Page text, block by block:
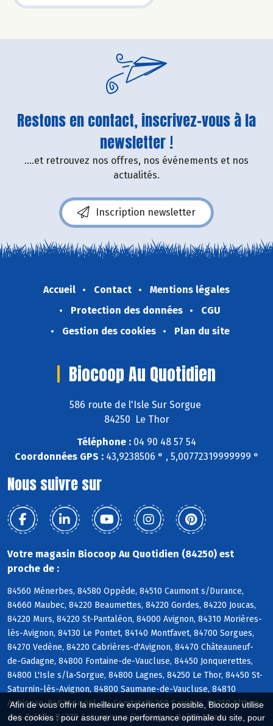
Afin de vous offrir la meilleure expérience possible, Biocoop utilise
des cookies : pour assurer une performance optimale du site, pour
Restons en contact, inscrivez-vous à la
newsletter !
....et retrouvez nos offres, nos événements et nos
actualités.
Inscription newsletter
Accueil Contact
Mentions légales
Protection des données
CGU
Gestion des cookies
Plan du site
Biocoop Au Quotidien
586 route de l'Isle Sur Sorgue
84250 Le Thor
Téléphone : 04 90 48 57 54
Coordonnées GPS :43,9238506 ° , 5,00772319999999 °
Nous suivre sur
Votre magasin Biocoop Au Quotidien (84250) est
proche de :
84560 Ménerbes, 84580 Oppède, 84510 Caumont s/Durance,
84660 Maubec, 84220 Beaumettes, 84220 Gordes, 84220 Joucas,
84220 Murs, 84220 St-Pantaléon, 84000 Avignon, 84310 Morières-
lès-Avignon, 84130 Le Pontet, 84140 Montfavet, 84700 Sorgues,
84270 Vedène, 84220 Cabrières-d'Avignon, 84470 Châteauneuf-
de-Gadagne, 84800 Fontaine-de-Vaucluse, 84450 Jonquerettes,
84800 L'Isle s/la-Sorgue, 84800 Lagnes, 84250 Le Thor, 84450 St-
Saturnin-lès-Avignon, 84800 Saumane-de-Vaucluse, 84810
Aubignan, 84870 Loriol-du-Comtat, 84260 Sarrians, 84210 Althen-
des-Paluds, 84320 Entraigues s/la-Sorgue, 84380 Mazan